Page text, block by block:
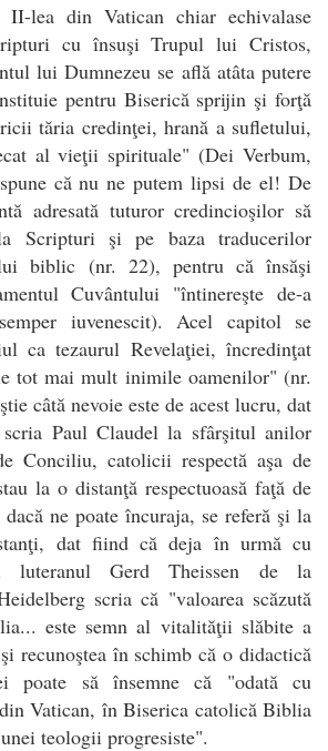
lea din Vatican chiar echivalase
cu însuşi Trupul lui Cristos,
lui Dumnezeu se află atâta putere
pentru Biserică sprijin şi forţă
tăria credinţei, hrană a sufletului,
al vieţii spirituale" (Dei Verbum,
că nu ne putem lipsi de el! De
adresată tuturor credincioşilor să
Scripturi şi pe baza traducerilor
biblic (nr. 22), pentru că însăşi
Cuvântului "întinereşte de-a
iuvenescit). Acel capitol se
ca tezaurul Revelaţiei, încredinţat
tot mai mult inimile oamenilor" (nr.
câtă nevoie este de acest lucru, dat
Paul Claudel la sfârşitul anilor
Conciliu, catolicii respectă aşa de
la o distanţă respectuoasă faţă de
ne poate încuraja, se referă şi la
dat fiind că deja în urmă cu
luteranul Gerd Theissen de la
scria că "valoarea scăzută
este semn al vitalităţii slăbite a
recunoştea în schimb că o didactică
poate să însemne că "odată cu
Vatican, în Biserica catolică Biblia
teologii progresiste".